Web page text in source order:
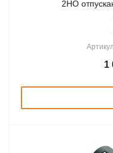
2НО
1